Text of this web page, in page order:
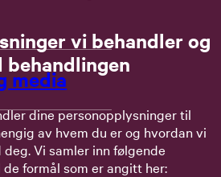
media
vi behandler og
behandlingen
dine personopplysninger til
av hvem du er og hvordan vi
Vi samler inn følgende
formål som er angitt her: